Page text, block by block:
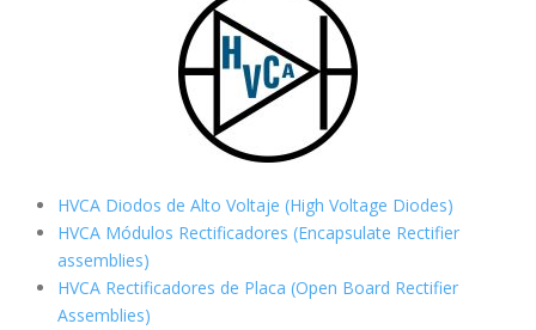
HVCA Diodos de Alto Voltaje (High Voltage Diodes)
HVCA Módulos Rectificadores (Encapsulate Rectifier
assemblies)
HVCA Rectificadores de Placa (Open Board Rectifier
Assemblies)